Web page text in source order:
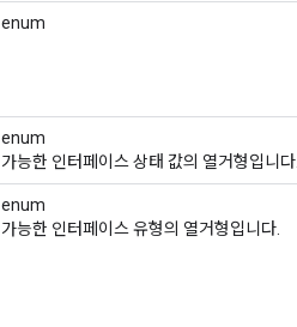
enum
enum
가능한 인터페이스 상태 값의 열거형입니다.
enum
가능한 인터페이스 유형의 열거형입니다.